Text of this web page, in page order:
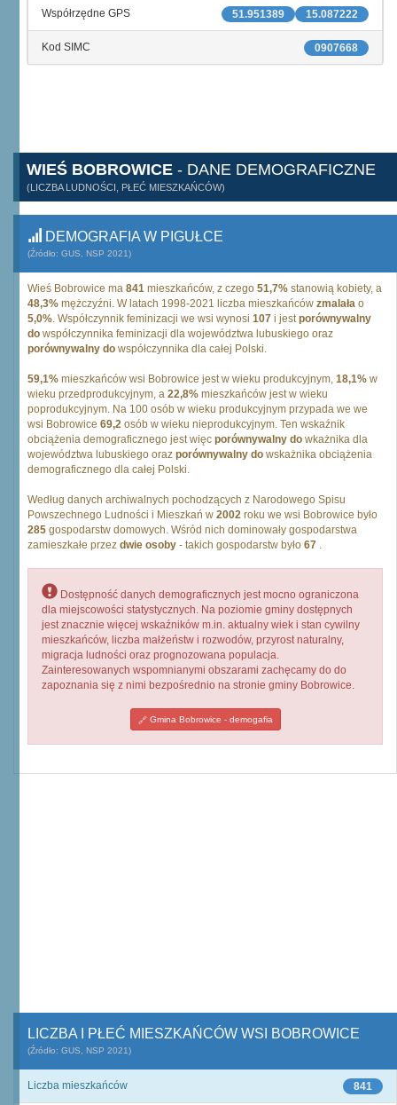
15.087222
51.951389
Współrzędne GPS
0907668
Kod SIMC
WIEŚ BOBROWICE - DANE DEMOGRAFICZNE
(LICZBA LUDNOŚCI, PŁEĆ MIESZKAŃCÓW)
DEMOGRAFIA W PIGUŁCE
(Źródło: GUS, NSP 2021)
Wieś Bobrowice ma 841 mieszkańców, z czego 51,7% stanowią kobiety, a
48,3% mężczyźni. W latach 1998-2021 liczba mieszkańców zmalała o
5,0%. Współczynnik feminizacji we wsi wynosi 107 i jestporównywalny
do współczynnika feminizacji dla województwa lubuskiego oraz
porównywalny do współczynnika dla całej Polski.
59,1% mieszkańców wsi Bobrowice jest w wieku produkcyjnym, 18,1% w
wieku przedprodukcyjnym, a 22,8% mieszkańców jest w wieku
poprodukcyjnym. Na 100 osób w wieku produkcyjnym przypada we we
wsi Bobrowice 69,2 osób w wieku nieprodukcyjnym. Ten wskaźnik
obciążenia demograficznego jest więc porównywalny do wkażnika dla
województwa lubuskiego oraz porównywalny do wskażnika obciążenia
demograficznego dla całej Polski.
Według danych archiwalnych pochodzących z Narodowego Spisu
Powszechnego Ludności i Mieszkań w 2002 roku we wsi Bobrowice było
285 gospodarstw domowych. Wśród nich dominowały gospodarstwa
zamieszkałe przez dwie osoby - takich gospodarstw było 67 .
Dostępność danych demograficznych jest mocno ograniczona
dla miejscowości statystycznych. Na poziomie gminy dostępnych
jest znacznie więcej wskaźników m.in. aktualny wiek i stan cywilny
mieszkańców, liczba małżeństw i rozwodów, przyrost naturalny,
migracja ludności oraz prognozowana populacja.
Zainteresowanych wspomnianymi obszarami zachęcamy do do
zapoznania się z nimi bezpośrednio na stronie gminy Bobrowice.
Gmina Bobrowice - demogafia
LICZBA I PŁEĆ MIESZKAŃCÓW WSI BOBROWICE
(Źródło: GUS, NSP 2021)
841
Liczba mieszkańców